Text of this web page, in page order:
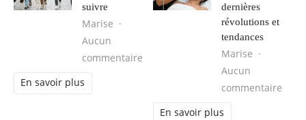
suivre
Marise
Aucun
commentaire sur Les tendances mode homme à
En savoir plus
dernières
révolutions et
tendances
Marise
Aucun
commentaire
En savoir plus